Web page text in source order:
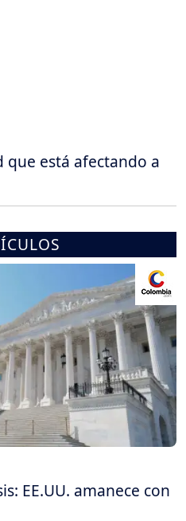
que está afectando a
EE.UU. amanece con